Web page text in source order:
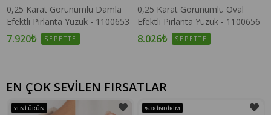
0,25 Karat Görünümlü Damla
Efektli Pırlanta Yüzük - 1100653
7.920₺ SEPETTE
0,25 Karat Görünümlü Oval
Efektli Pırlanta Yüzük - 1100656
8.026₺ SEPETTE
EN ÇOK SEVİLEN FIRSATLAR
YENI ÜRÜN
%38 İNDIRIM